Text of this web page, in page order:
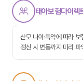
태아보험다이렉
산모 나이·특약에 따라
갱신 시 변동까지 미리 파